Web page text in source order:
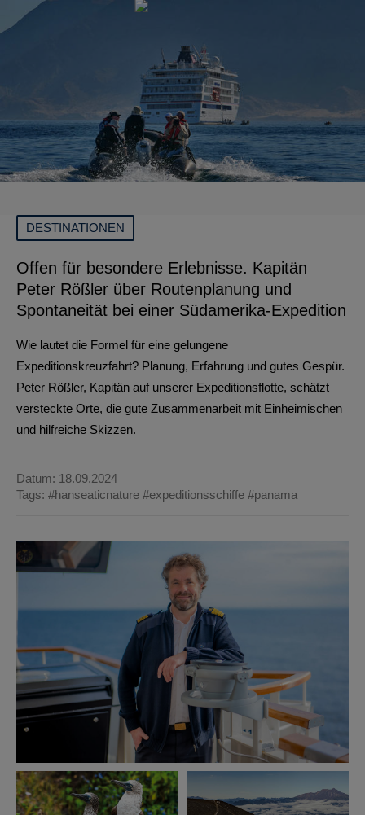
DESTINATIONEN
Offen für besondere Erlebnisse. Kapitän
Peter Rößler über Routenplanung und
Spontaneität bei einer Südamerika-Expedition
Wie lautet die Formel für eine gelungene
Expeditionskreuzfahrt? Planung, Erfahrung und gutes Gespür.
Peter Rößler, Kapitän auf unserer Expeditionsflotte, schätzt
versteckte Orte, die gute Zusammenarbeit mit Einheimischen
und hilfreiche Skizzen.
Datum: 18.09.2024
Tags: #hanseaticnature #expeditionsschiffe #panama